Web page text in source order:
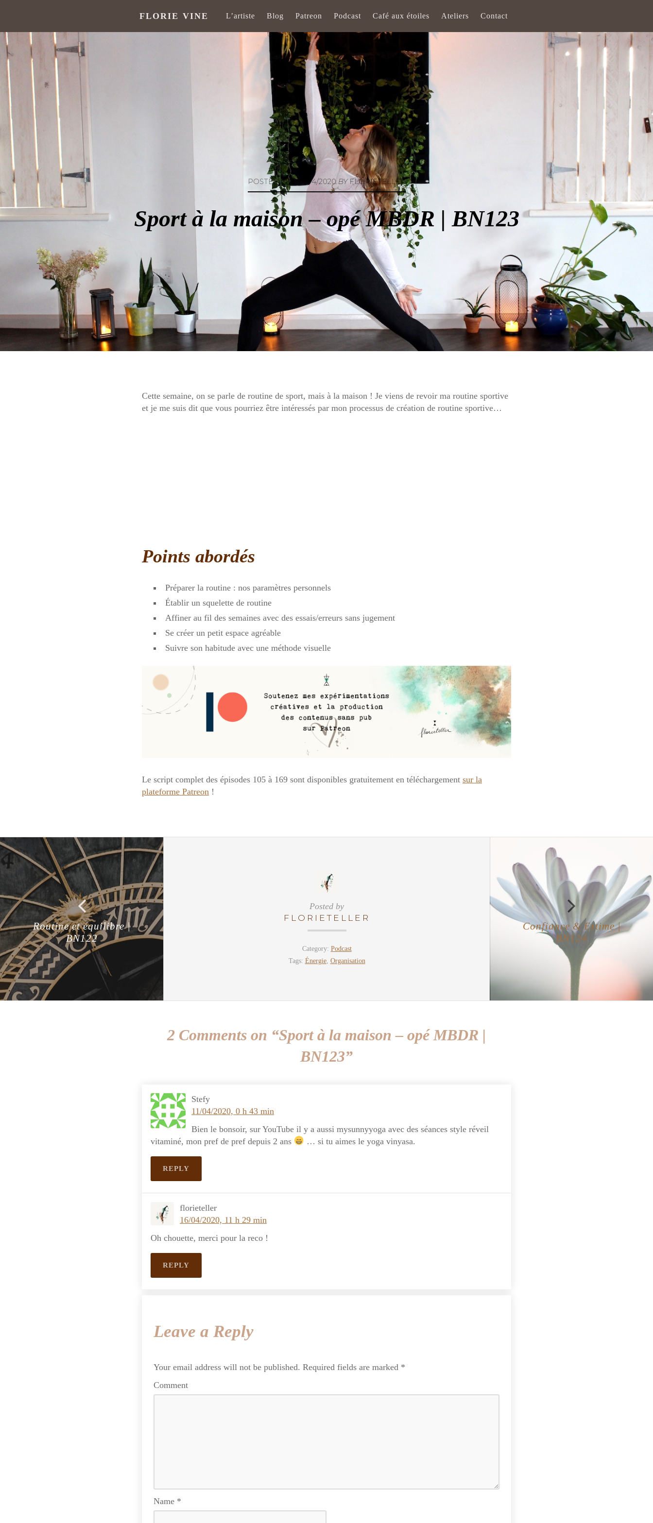
FLORIE VINE L’artiste Blog Patreon Podcast Café aux étoiles Ateliers Contact
POSTED ON 07/04/2020BYFLORIETELLER
Sport à la maison – opé MBDR | BN123
Cette semaine, on se parle de routine de sport, mais à la maison ! Je viens de revoir ma routine sportive
et je me suis dit que vous pourriez être intéressés par mon processus de création de routine sportive…
Points abordés
Préparer la routine : nos paramètres personnels
Établir un squelette de routine
Affiner au fil des semaines avec des essais/erreurs sans jugement
Se créer un petit espace agréable
Suivre son habitude avec une méthode visuelle
Le script complet des épisodes 105 à 169 sont disponibles gratuitement en téléchargement sur la
plateforme Patreon !
Routine et équilibre |
BN122
Posted by
FLORIETELLER
Category: Podcast
Tags: Énergie, Organisation
Confiance & Estime |
BN124
2 Comments on “Sport à la maison – opé MBDR |
BN123”
Stefy
11/04/2020, 0 h 43 min
Bien le bonsoir, sur YouTube il y a aussi mysunnyyoga avec des séances style réveil
vitaminé, mon pref de pref depuis 2 ans
… si tu aimes le yoga vinyasa.
REPLY
florieteller
16/04/2020, 11 h 29 min
Oh chouette, merci pour la reco !
REPLY
Leave a Reply
Your email address will not be published. Required fields are marked *
Comment
Name *